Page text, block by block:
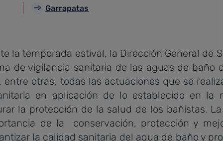
Garrapatas
la temporada estival, la Dirección General de
de vigilancia sanitaria de las aguas de baño
entre otras, todas las actuaciones que se
en aplicación de lo establecido en la
la protección de la salud de los bañistas.
de la conservación, protección y
la calidad sanitaria del agua de baño y